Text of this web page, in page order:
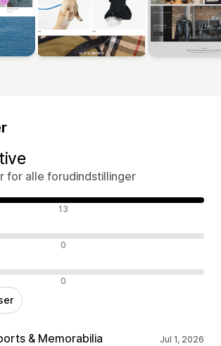
for alle forudindstillinger
13
0
0
& Memorabilia Jul 1, 2026